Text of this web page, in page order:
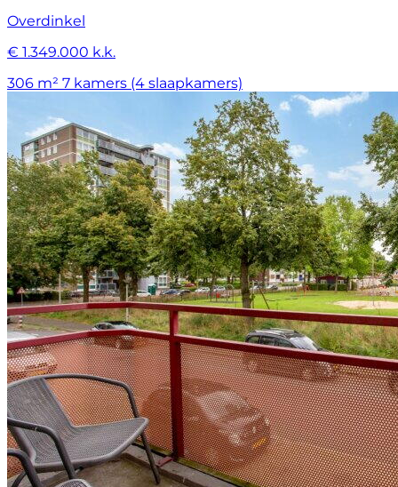
Overdinkel
€ 1.349.000 k.k.
306 m² 7 kamers (4 slaapkamers)